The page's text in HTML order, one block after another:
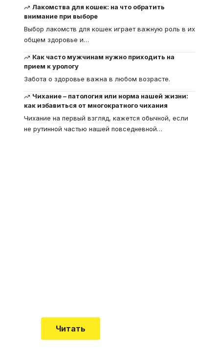
Лакомства для кошек: на что обратить
внимание при выборе
Выбор лакомств для кошек играет важную роль в их
общем здоровье и…
Как часто мужчинам нужно приходить на
прием к урологу
Забота о здоровье важна в любом возрасте.
Чихание – патология или норма нашей жизни:
как избавиться от многократного чихания
Чихание на первый взгляд, кажется обычной, если
не рутинной частью нашей повседневной…
Читать